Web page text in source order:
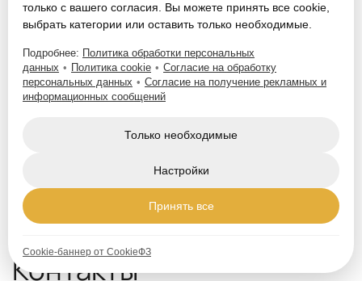
Работы
Проводим работы, подписываем акт
Контакты
только с вашего согласия. Вы можете принять все cookie,
выбрать категории или оставить только необходимые.
Подробнее: Политика обработки персональных
данных • Политика cookie • Согласие на обработку
персональных данных • Согласие на получение рекламных и
информационных сообщений
Только необходимые
Настройки
Принять все
Cookie-баннер от CookieФЗ